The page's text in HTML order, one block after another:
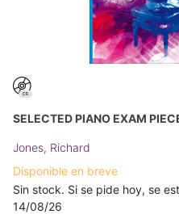
SELECTED PIANO EXAM
Jones, Richard
Disponible en breve
Sin stock. Si se pide hoy, se
14/08/26